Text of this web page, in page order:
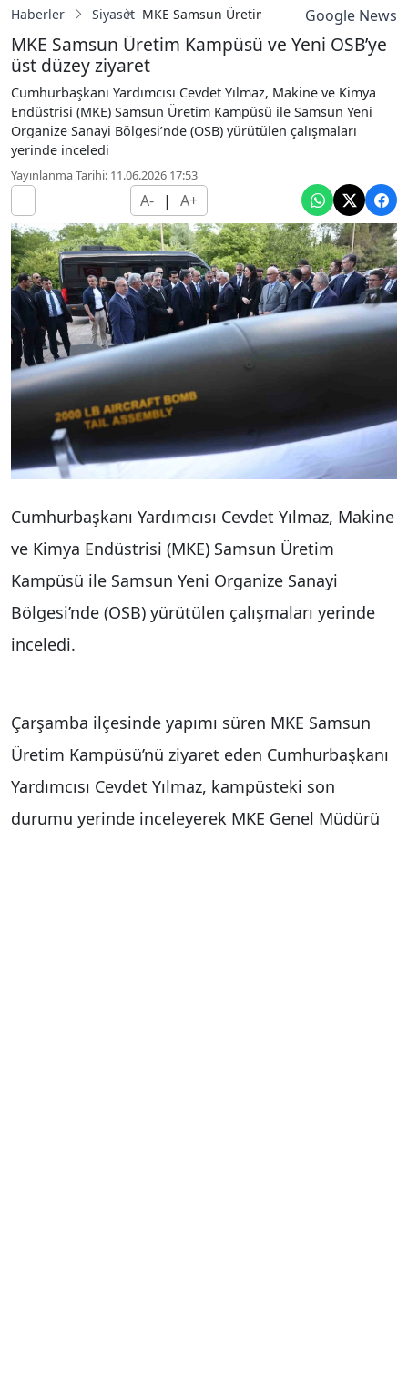
Haberler Siyaset MKE Samsun Üretim Kampüsü ve Yeni
Google News
MKE Samsun Üretim Kampüsü ve Yeni OSB’ye
üst düzey ziyaret
Cumhurbaşkanı Yardımcısı Cevdet Yılmaz, Makine ve Kimya
Endüstrisi (MKE) Samsun Üretim Kampüsü ile Samsun Yeni
Organize Sanayi Bölgesi’nde (OSB) yürütülen çalışmaları
yerinde inceledi
Yayınlanma Tarihi: 11.06.2026 17:53
A- | A+
Cumhurbaşkanı Yardımcısı Cevdet Yılmaz, Makine
ve Kimya Endüstrisi (MKE) Samsun Üretim
Kampüsü ile Samsun Yeni Organize Sanayi
Bölgesi’nde (OSB) yürütülen çalışmaları yerinde
inceledi.
Çarşamba ilçesinde yapımı süren MKE Samsun
Üretim Kampüsü’nü ziyaret eden Cumhurbaşkanı
Yardımcısı Cevdet Yılmaz, kampüsteki son
durumu yerinde inceleyerek MKE Genel Müdürü